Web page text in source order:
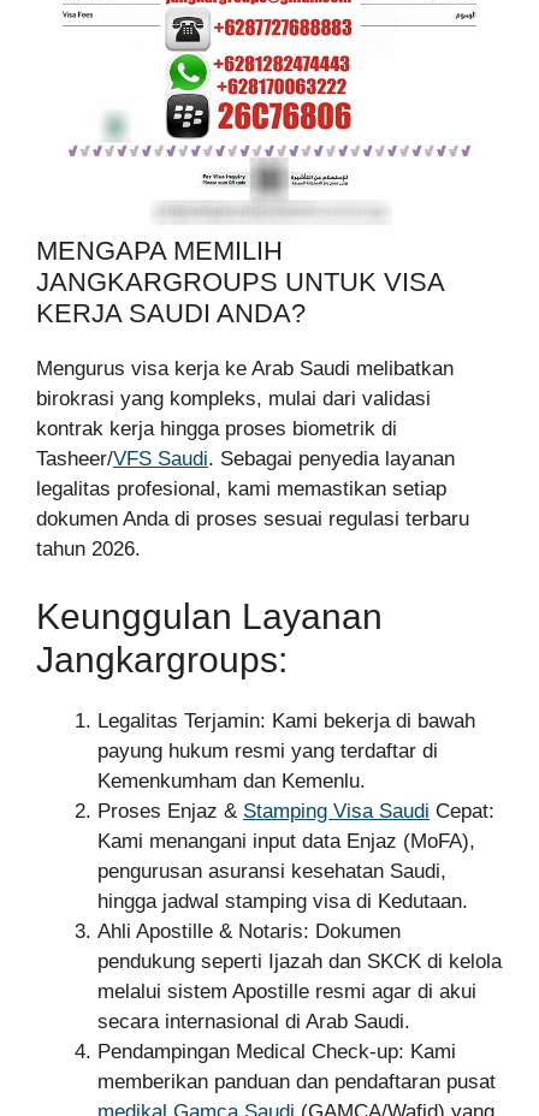
MENGAPA MEMILIH
JANGKARGROUPS UNTUK VISA
KERJA SAUDI ANDA?
Mengurus visa kerja ke Arab Saudi melibatkan
birokrasi yang kompleks, mulai dari validasi
kontrak kerja hingga proses biometrik di
Tasheer/VFS Saudi. Sebagai penyedia layanan
legalitas profesional, kami memastikan setiap
dokumen Anda di proses sesuai regulasi terbaru
tahun 2026.
Keunggulan Layanan
Jangkargroups:
Legalitas Terjamin: Kami bekerja di bawah
payung hukum resmi yang terdaftar di
Kemenkumham dan Kemenlu.
Proses Enjaz & Stamping Visa Saudi Cepat:
Kami menangani input data Enjaz (MoFA),
pengurusan asuransi kesehatan Saudi,
hingga jadwal stamping visa di Kedutaan.
Ahli Apostille & Notaris: Dokumen
pendukung seperti Ijazah dan SKCK di kelola
melalui sistem Apostille resmi agar di akui
secara internasional di Arab Saudi.
Pendampingan Medical Check-up: Kami
memberikan panduan dan pendaftaran pusat